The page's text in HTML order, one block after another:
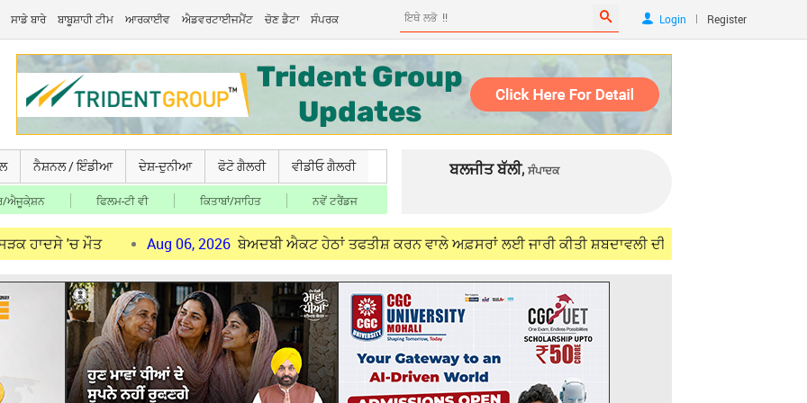
ਸਾਡੇ ਬਾਰੇ ਬਾਬੂਸ਼ਾਹੀ ਟੀਮ ਆਰਕਾਈਵ ਐਡਵਰਟਾਈਜਮੈਂਟ ਚੋਣ ਡੈਟਾ ਸੰਪਰਕ Login | Register
ਨੈਸ਼ਨਲ / ਇੰਡੀਆ ਦੇਸ਼-ਦੁਨੀਆ ਫੋਟੋ ਗੈਲਰੀ ਵੀਡੀਓ ਗੈਲਰੀ
ਐਜੂਕੇ਼ਸ਼ਨ ਫਿਲਮ-ਟੀ ਵੀ ਕਿਤਾਬਾਂ/ਸਾਹਿਤ ਨਵੇਂ ਟਰੈਂਡਜ
ਬਲਜੀਤ ਬੱਲੀ, ਸੰਪਾਦਕ
ਮੌਤ Aug 06, 2026 ਬੇਅਦਬੀ ਐਕਟ ਹੇਠਾਂ ਤਫਤੀਸ਼ ਕਰਨ ਵਾਲੇ ਅਫ਼ਸਰਾਂ ਲਈ ਜਾਰੀ ਕੀਤੀ ਸ਼ਬਦਾਵਲੀ ਦੀ ਜਾਣਕਾਰੀ- ਪੜ੍ਹੋ ਪੂਰਾ ਵੇਰਵਾ